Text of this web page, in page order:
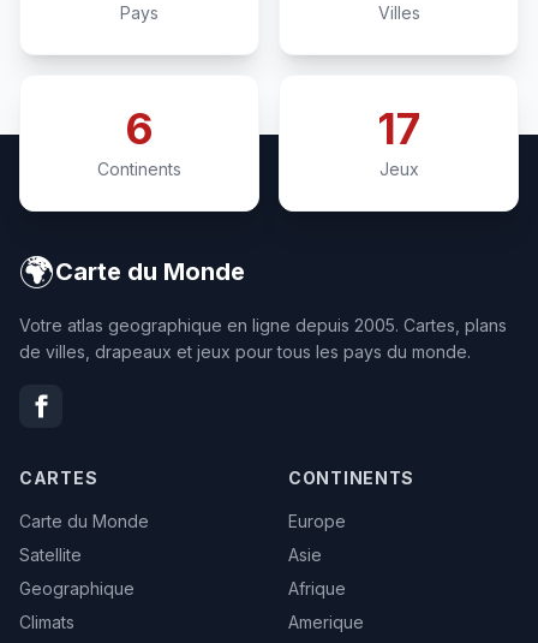
Pays Villes
6
Continents
17
Jeux
🌍Carte du Monde
Votre atlas geographique en ligne depuis 2005. Cartes, plans
de villes, drapeaux et jeux pour tous les pays du monde.
CARTES
Carte du Monde
Satellite
Geographique
Climats
CONTINENTS
Europe
Asie
Afrique
Amerique